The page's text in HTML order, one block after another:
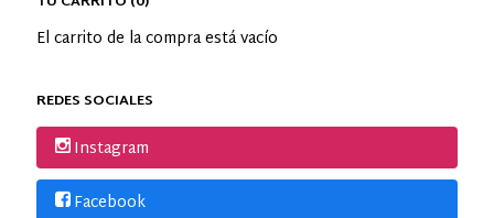
El carrito de la compra está vacío
REDES SOCIALES
Instagram
Facebook